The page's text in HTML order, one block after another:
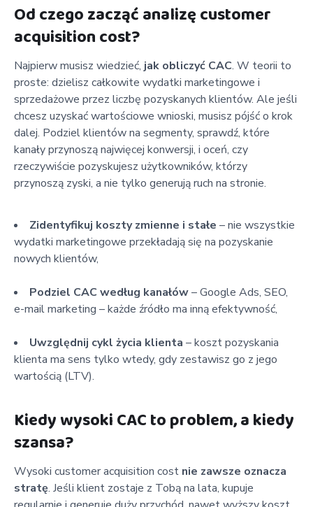
Od czego zacząć analizę customer
acquisition cost?
Najpierw musisz wiedzieć, jak obliczyć CAC. W teorii to
proste: dzielisz całkowite wydatki marketingowe i
sprzedażowe przez liczbę pozyskanych klientów. Ale jeśli
chcesz uzyskać wartościowe wnioski, musisz pójść o krok
dalej. Podziel klientów na segmenty, sprawdź, które
kanały przynoszą najwięcej konwersji, i oceń, czy
rzeczywiście pozyskujesz użytkowników, którzy
przynoszą zyski, a nie tylko generują ruch na stronie.
Zidentyfikuj koszty zmienne i stałe – nie wszystkie
wydatki marketingowe przekładają się na pozyskanie
nowych klientów,
Podziel CAC według kanałów– Google Ads, SEO,
e-mail marketing – każde źródło ma inną efektywność,
Uwzględnij cykl życia klienta – koszt pozyskania
klienta ma sens tylko wtedy, gdy zestawisz go z jego
wartością (LTV).
Kiedy wysoki CAC to problem, a kiedy
szansa?
Wysoki customer acquisition cost nie zawsze oznacza
stratę. Jeśli klient zostaje z Tobą na lata, kupuje